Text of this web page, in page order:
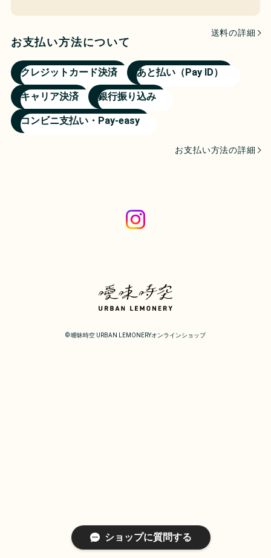
送料の詳細
お支払い方法について
クレジットカード決済 あと払い（Pay ID）
キャリア決済 銀行振り込み
コンビニ支払い・Pay-easy
お支払い方法の詳細
©︎ 曖昧時空 URBAN LEMONERYオンラインショップ
ショップに質問する